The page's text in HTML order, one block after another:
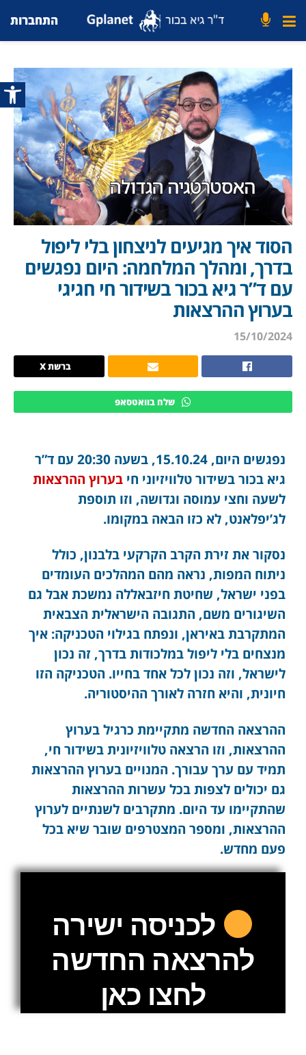
פתח
התחברות
הסוד איך מגיעים לניצחון בלי ליפול
בדרך, ומהלך המלחמה: היום נפגשים
עם ד”ר גיא בכור בשידור חי חגיגי
בערוץ ההרצאות
15/10/2024
ברשת X
שלח בוואטסאפ
נפגשים היום, 15.10.24, בשעה 20:30 עם ד”ר
גיא בכור בשידור טלוויזיוני חי בערוץ ההרצאות
לשעה וחצי עמוסה וגדושה, וזו תוספת
לג’יפלאנט, לא כזו הבאה במקומו.
נסקור את זירת הקרב הקרקעי בלבנון, כולל
ניתוח המפות, נראה מהם המהלכים העומדים
בפני ישראל, שחיטת חיזבאללה נמשכת אבל גם
השיגורים משם, התגובה הישראלית הצבאית
המתקרבת באיראן, ונפתח בגילוי הטכניקה: איך
מנצחים בלי ליפול במלכודות בדרך, זה נכון
לישראל, וזה נכון לכל אחד בחייו. הטכניקה הזו
חיונית, והיא חזרה לאורך ההיסטוריה.
ההרצאה החדשה מתקיימת כרגיל בערוץ
ההרצאות, וזו הרצאה טלוויזיונית בשידור חי,
תמיד עם ערך עבורך. המנויים בערוץ ההרצאות
גם יכולים לצפות בכל עשרות ההרצאות
שהתקיימו עד היום. מתקרבים לשנתיים לערוץ
ההרצאות, ומספר המצטרפים שובר שיא בכל
פעם מחדש.
לכניסה ישירה
להרצאה החדשה
לחצו כאן